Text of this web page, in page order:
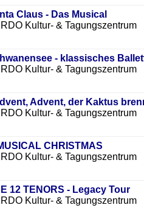
Claus - Das Musical
Kultur- & Tagungszentrum
- klassisches
Kultur- & Tagungszentrum
Advent, der Kaktus
Kultur- & Tagungszentrum
CHRISTMAS
Kultur- & Tagungszentrum
12 TENORS - Legacy Tour
Kultur- & Tagungszentrum